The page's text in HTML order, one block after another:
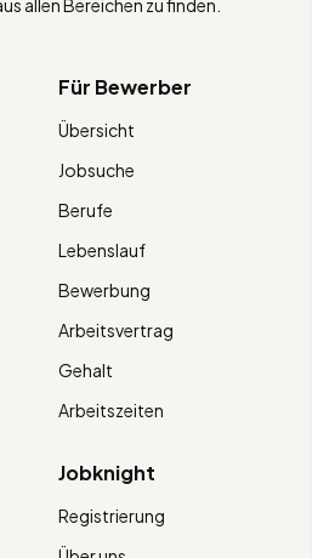
allen Bereichen zu finden.
Für Bewerber
Übersicht
Jobsuche
Berufe
Lebenslauf
Bewerbung
Arbeitsvertrag
Gehalt
Arbeitszeiten
Jobknight
Registrierung